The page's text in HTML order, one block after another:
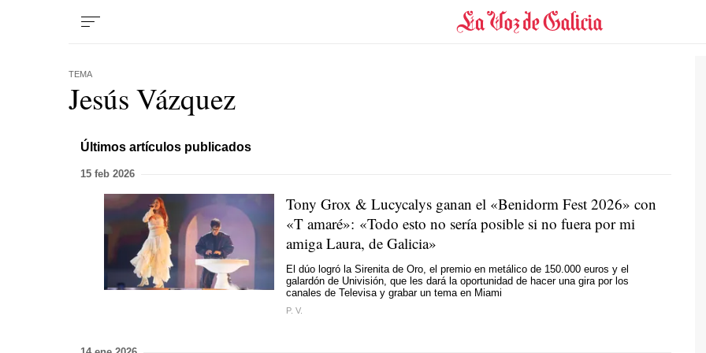
TEMA
Jesús Vázquez
Últimos artículos publicados
15 feb 2026
Tony Grox & Lucycalys ganan el «Benidorm Fest 2026» con
«T amaré»: «Todo esto no sería posible si no fuera por mi
amiga Laura, de Galicia»
El dúo logró la Sirenita de Oro, el premio en metálico de 150.000 euros y el
galardón de Univisión, que les dará la oportunidad de hacer una gira por los
canales de Televisa y grabar un tema en Miami
P. V.